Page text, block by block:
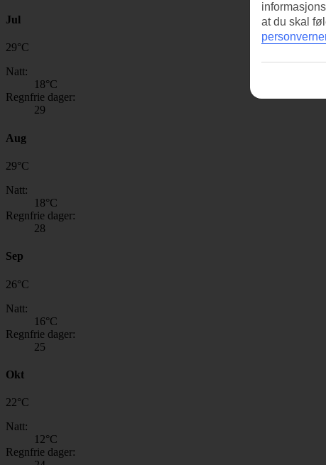
Jul
29°C
Natt:
18°C
Regnfrie dager:
29
Aug
29°C
Natt:
18°C
Regnfrie dager:
28
Sep
26°C
Natt:
16°C
Regnfrie dager:
25
Okt
22°C
Natt:
12°C
Regnfrie dager:
at du skal